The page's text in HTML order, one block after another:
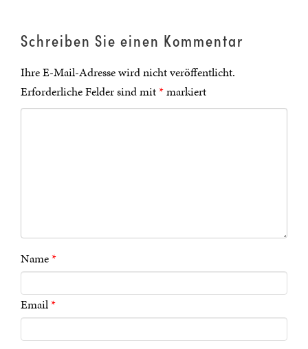
Schreiben Sie einen Kommentar
Ihre E-Mail-Adresse wird nicht veröffentlicht.
Erforderliche Felder sind mit*markiert
Name*
Email*